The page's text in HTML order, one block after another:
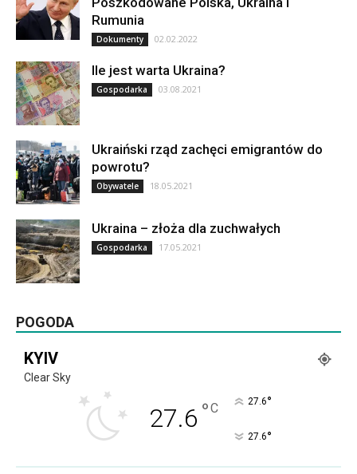
Rumunia
Dokumenty 02.02.2022
Ile jest warta Ukraina?
Gospodarka 03.08.2021
Ukraiński rząd zachęci emigrantów do
powrotu?
Obywatele 18.05.2021
Ukraina – złoża dla zuchwałych
Gospodarka 17.05.2021
POGODA
KYIV
Clear Sky
27.6 °C 27.6°
27.6°